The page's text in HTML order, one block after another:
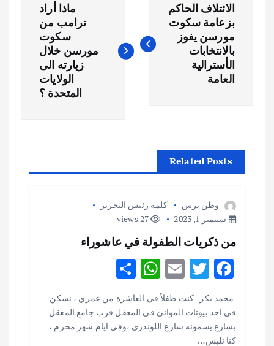
ص
م
ت
الائتلاف الحاكم
بزعامة سكوت
مورسن يفوز
بالانتخابات
الأسترالية
العامة
ماذا أراد
ترامب من
سكوت
مورسن خلال
زيارته الى
الولايات
المتحدة ؟
Related Posts
وطن برس
كلمة رئيس التحرير
سبتمبر 1, 2023
27 views
من ذكريات الطفولة في عاشوراء
F
ac
e
b
T
it
te
E
m
ai
l
W
h
at
s
ar
e
محمد بكر كنت طفلاً في العاشرة من عمري ، نسكن
في احد بيوتات الموانئ في المعقل قرب جامع المعقل
بشارع يسمونه شارع اللوندري ،وفي ايام شهر محرم ،
كنا نلبس…